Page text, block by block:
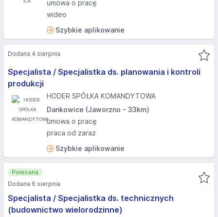
umowa o pracę
wideo
Szybkie aplikowanie
Specjalista / Specjalistka ds. planowania i kontroli
produkcji
HODER SPÓŁKA KOMANDYTOWA
Dankowice (Jaworzno - 33km)
umowa o pracę
praca od zaraz
Szybkie aplikowanie
Dodana 4 sierpnia
Specjalista / Specjalistka ds. technicznych
(budownictwo wielorodzinne)
Polecana
Dodana 6 sierpnia